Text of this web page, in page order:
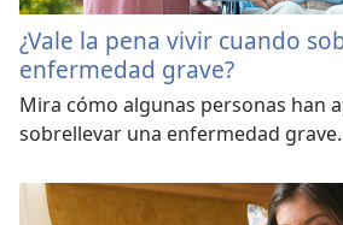
¿Vale la pena vivir cuando
enfermedad grave?
Mira cómo algunas personas han
sobrellevar una enfermedad grave.